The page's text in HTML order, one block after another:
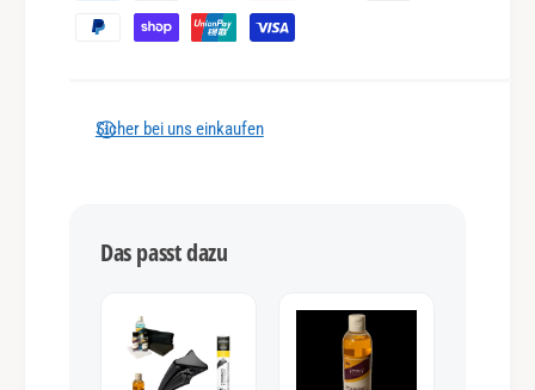
Sicher bei uns einkaufen
Das passt dazu